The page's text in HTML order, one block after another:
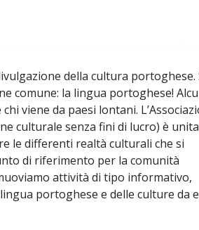
della cultura portoghese.
comune: la lingua portoghese!
viene da paesi lontani.
culturale senza fini di lucro) è unita
le differenti realtà culturali che si
di riferimento per la comunità
attività di tipo informativo,
portoghese e delle culture da